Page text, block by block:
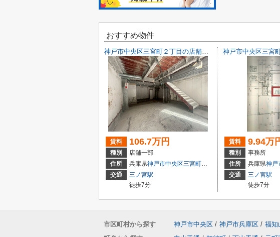
おすすめ物件
神戸市中央区三宮町２丁目の店舗一部
賃料 106.7万円
種別
店舗一部
住所
兵庫県神戸市中央区三宮町２丁目9-3
交通
三ノ宮駅
徒歩7分
神戸市中央区三宮
賃料 9.94万
種別
事務所
住所
兵庫県神戸
交通
三ノ宮駅
徒歩7分
市区町村から探す 神戸市中央区 / 神戸市兵庫区 / 福知